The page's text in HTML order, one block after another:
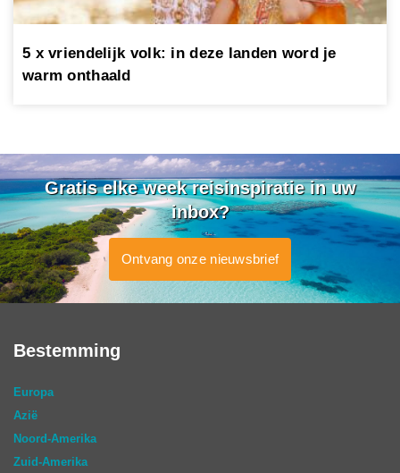
5 x vriendelijk volk: in deze landen word je
warm onthaald
Gratis elke week reisinspiratie in uw
inbox?
Ontvang onze nieuwsbrief
Bestemming
Europa
Azië
Noord-Amerika
Zuid-Amerika